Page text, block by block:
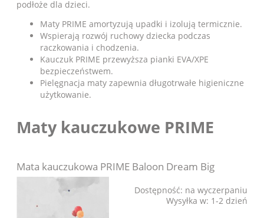
podłoże dla dzieci.
Maty PRIME amortyzują upadki i izolują termicznie.
Wspierają rozwój ruchowy dziecka podczas
raczkowania i chodzenia.
Kauczuk PRIME przewyższa pianki EVA/XPE
bezpieczeństwem.
Pielęgnacja maty zapewnia długotrwałe higieniczne
użytkowanie.
Maty kauczukowe PRIME
Mata kauczukowa PRIME Baloon Dream Big
Dostępność: na wyczerpaniu
Wysyłka w: 1-2 dzień